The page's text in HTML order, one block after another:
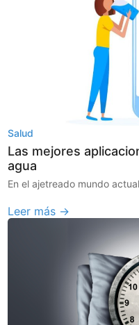
Salud
Las mejores
agua
En el ajetreado mundo
Leer más →